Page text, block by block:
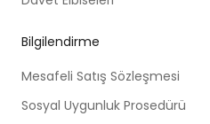
Bilgilendirme
Mesafeli Satış Sözleşmesi
Sosyal Uygunluk Prosedürü